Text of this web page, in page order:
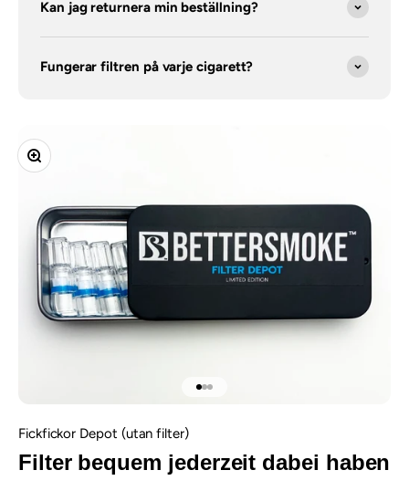
Kan jag returnera min beställning?
Fungerar filtren på varje cigarett?
Zooma
Fickfickor Depot (utan filter)
Filter bequem jederzeit dabei haben